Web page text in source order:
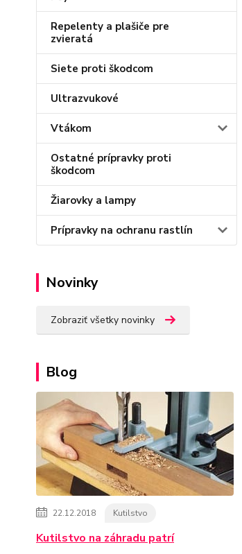
Repelenty a plašiče pre
zvieratá
Siete proti škodcom
Ultrazvukové
Vtákom
Ostatné prípravky proti
škodcom
Žiarovky a lampy
Prípravky na ochranu rastlín
Novinky
Zobraziť všetky novinky
Blog
22.12.2018 Kutilstvo
Kutilstvo na záhradu patrí